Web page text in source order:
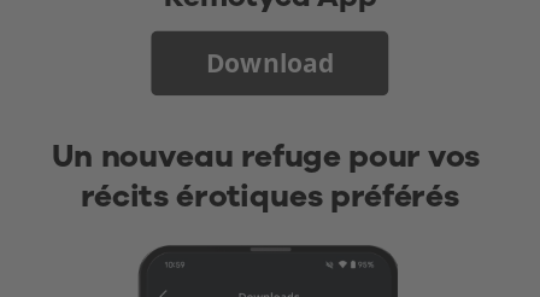
Download
Un nouveau refuge pour vos
récits érotiques préférés